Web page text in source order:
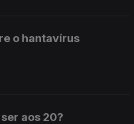
o hantavírus
aos 20?